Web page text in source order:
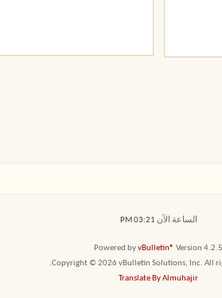
الساعة الآن 03:21 PM
Powered byvBulletin® Version 4.2.5
Copyright © 2026 vBulletin Solutions, Inc. All
Translate By Almuhajir